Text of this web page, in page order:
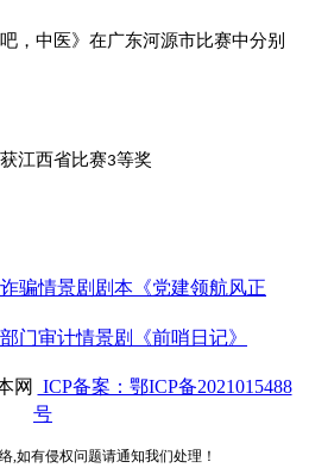
，中医》在广东河源市比赛中分别
江西省比赛3等奖
骗情景剧剧本《党建领航风正
门审计情景剧《前哨日记》
网
ICP备案：鄂ICP备2021015488
号
,如有侵权问题请通知我们处理！